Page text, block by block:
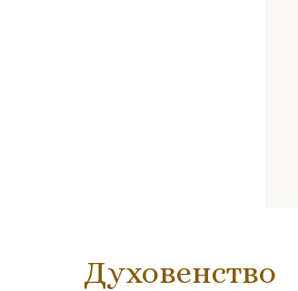
Духовенство